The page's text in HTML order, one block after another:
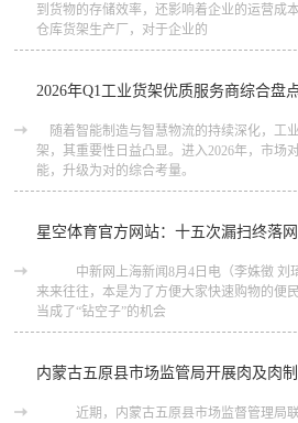
到货物的存储效率，还影响着企业的运营成
仓库货架生产厂，对于企业的
2026年Q1工业货架优质服务商综合盘
随着智能制造与智慧物流的持续深化，工
架，其重要性日益凸显。进入2026年，市场
能，升级为对的综合考量。
星空体育官方网站：十五次漏扫终落
中新网上海新闻8月4日电（李姝徵 刘琦
来来往往，本是为了方便大家快速购物的便
当成了“钻空子”的机会
内蒙古五原县市场监管局开展肉及肉
近期，内蒙古五原县市场监督管理局联